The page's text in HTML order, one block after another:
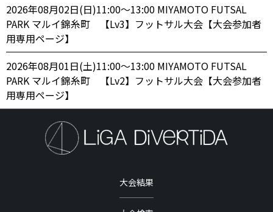
2026年08月02日(日)11:00〜13:00 MIYAMOTO FUTSAL
PARK マルイ錦糸町 【Lv3】フットサル大会【大会参加者
用専用ページ】
2026年08月01日(土)11:00〜13:00 MIYAMOTO FUTSAL
PARK マルイ錦糸町 【Lv2】フットサル大会【大会参加者
用専用ページ】
大会結果